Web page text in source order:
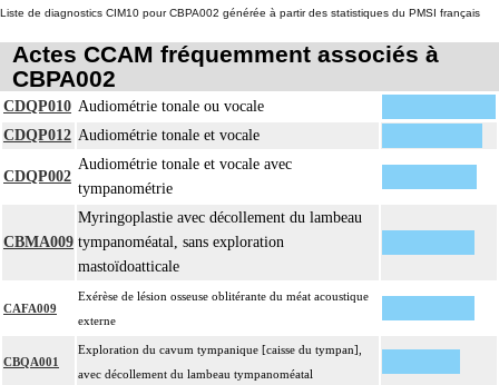
Liste de diagnostics CIM10 pour CBPA002 générée à partir des statistiques du PMSI français
Actes CCAM fréquemment associés à
CBPA002
CDQP010 Audiométrie tonale ou vocale
CDQP012 Audiométrie tonale et vocale
CDQP002
Audiométrie tonale et vocale avec
tympanométrie
CBMA009
Myringoplastie avec décollement du lambeau
tympanoméatal, sans exploration
mastoïdoatticale
CAFA009
Exérèse de lésion osseuse oblitérante du méat acoustique
externe
CBQA001
Exploration du cavum tympanique [caisse du tympan],
avec décollement du lambeau tympanoméatal